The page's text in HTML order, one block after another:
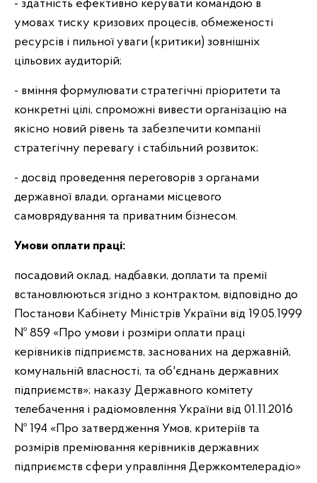
- здатність ефективно керувати командою в
умовах тиску кризових процесів, обмеженості
ресурсів і пильної уваги (критики) зовнішніх
цільових аудиторій;
- вміння формулювати стратегічні пріоритети та
конкретні цілі, спроможні вивести організацію на
якісно новий рівень та забезпечити компанії
стратегічну перевагу і стабільний розвиток;
- досвід проведення переговорів з органами
державної влади, органами місцевого
самоврядування та приватним бізнесом.
Умови оплати праці:
посадовий оклад, надбавки, доплати та премії
встановлюються згідно з контрактом, відповідно до
Постанови Кабінету Міністрів України від 19.05.1999
№ 859 «Про умови і розміри оплати праці
керівників підприємств, заснованих на державній,
комунальній власності, та об'єднань державних
підприємств»; наказу Державного комітету
телебачення і радіомовлення України від 01.11.2016
№ 194 «Про затвердження Умов, критеріїв та
розмірів преміювання керівників державних
підприємств сфери управління Держкомтелерадіо»